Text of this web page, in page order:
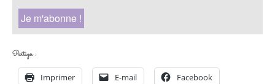
Partager :
Imprimer E-mail Facebook